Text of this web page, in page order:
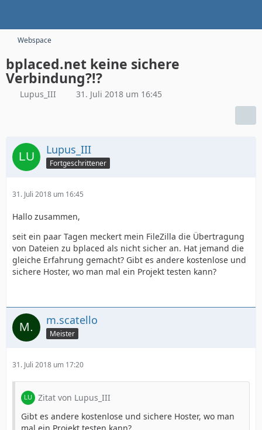
Webspace
bplaced.net keine sichere
Verbindung?!?
Lupus_III 31. Juli 2018 um 16:45
Lupus_III
Fortgeschrittener
31. Juli 2018 um 16:45
Hallo zusammen,
seit ein paar Tagen meckert mein FileZilla die Übertragung
von Dateien zu bplaced als nicht sicher an. Hat jemand die
gleiche Erfahrung gemacht? Gibt es andere kostenlose und
sichere Hoster, wo man mal ein Projekt testen kann?
m.scatello
Meister
31. Juli 2018 um 17:20
Zitat von Lupus_III
Gibt es andere kostenlose und sichere Hoster, wo man